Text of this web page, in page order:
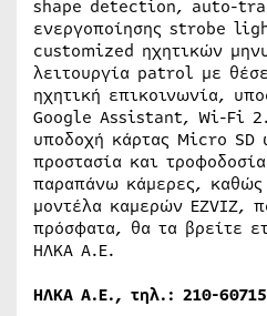
shape detection, auto-
ενεργοποίησης strobe
customized ηχητικών
λειτουργία patrol με
ηχητική επικοινωνία,
Google Assistant, Wi-Fi
υποδοχή κάρτας Micro SD
προστασία και
παραπάνω κάμερες,
μοντέλα καμερών EZVIZ,
πρόσφατα, θα τα βρείτε
ΗΛΚΑ Α.Ε.
ΗΛΚΑ Α.Ε., τηλ.: 210-